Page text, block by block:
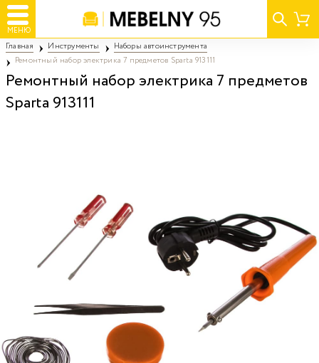
МЕНЮ
Главная Инструменты
Наборы автоинструмента
Ремонтный набор электрика 7 предметов Sparta 913111
Ремонтный набор электрика 7 предметов
Sparta 913111